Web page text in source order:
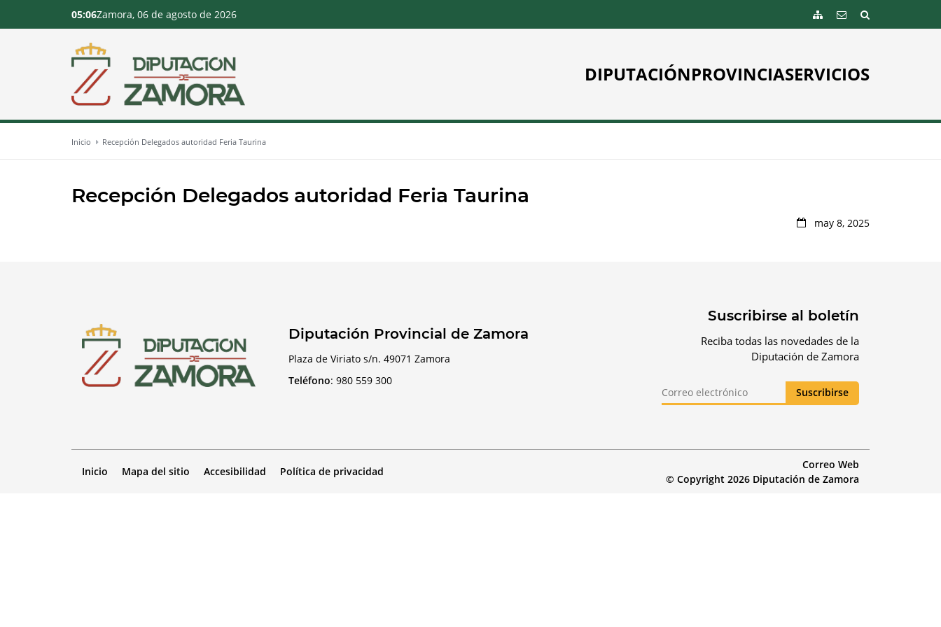
DIPUTACIÓNPROVINCIASERVICIOS
05:06Zamora, 06 de agosto de 2026
Inicio Recepción Delegados autoridad Feria Taurina
Recepción Delegados autoridad Feria Taurina
may 8, 2025
Diputación Provincial de Zamora
Plaza de Viriato s/n. 49071 Zamora
Teléfono: 980 559 300
Suscribirse al boletín
Reciba todas las novedades de la
Diputación de Zamora
Inicio Mapa del sitio Accesibilidad Política de privacidad
Correo Web
© Copyright 2026 Diputación de Zamora